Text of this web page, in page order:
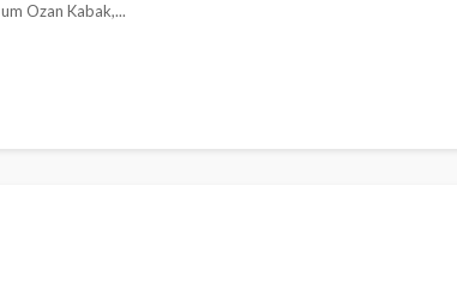
um Ozan Kabak,...